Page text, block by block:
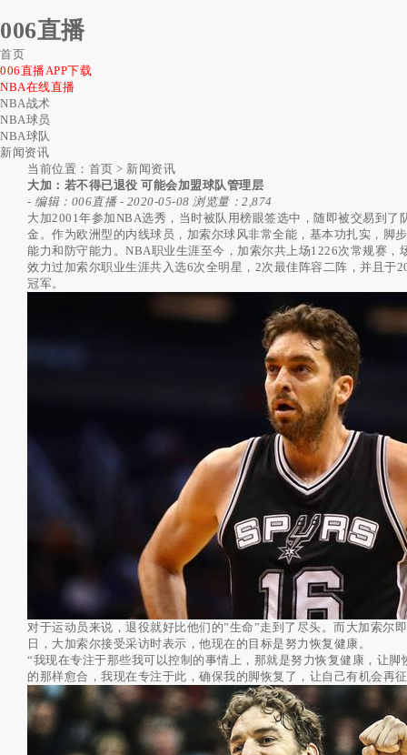
006直播
首页
006直播APP下载
NBA在线直播
NBA战术
NBA球员
NBA球队
新闻资讯
当前位置： 首页 > 新闻资讯
大加：若不得已退役 可能会加盟球队管理层
- 编辑：006直播 - 2020-05-08 浏览量：2,874
大加2001年参加NBA选秀，当时被队用榜眼签选中，随即被交易到
金。作为欧洲型的内线球员，加索尔球风非常全能，基本功扎实，脚
能力和防守能力。NBA职业生涯至今，加索尔共上场1226次常规赛
效力过加索尔职业生涯共入选6次全明星，2次最佳阵容二阵，并且
冠军。
对于运动员来说，退役就好比他们的”生命”走到了尽头。而大加索尔
日，大加索尔接受采访时表示，他现在的目标是努力恢复健康。
“我现在专注于那些我可以控制的事情上，那就是努力恢复健康，让
的那样愈合，我现在专注于此，确保我的脚恢复了，让自己有机会再